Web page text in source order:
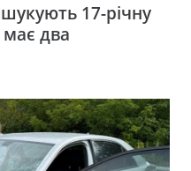
17-річну
два